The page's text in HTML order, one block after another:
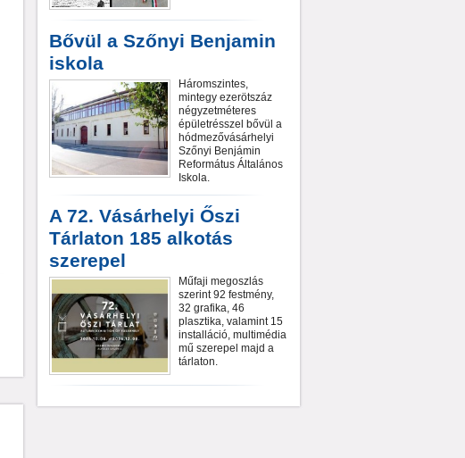
Bővül a Szőnyi Benjamin
iskola
Háromszintes,
mintegy ezerötszáz
négyzetméteres
épületrésszel bővül a
hódmezővásárhelyi
Szőnyi Benjámin
Református Általános
Iskola.
A 72. Vásárhelyi Őszi
Tárlaton 185 alkotás
szerepel
Műfaji megoszlás
szerint 92 festmény,
32 grafika, 46
plasztika, valamint 15
installáció, multimédia
mű szerepel majd a
tárlaton.